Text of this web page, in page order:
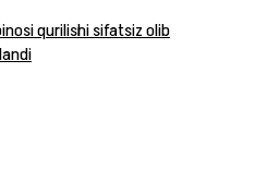
qurilishi sifatsiz olib